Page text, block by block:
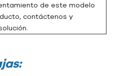
de este modelo
contáctenos y